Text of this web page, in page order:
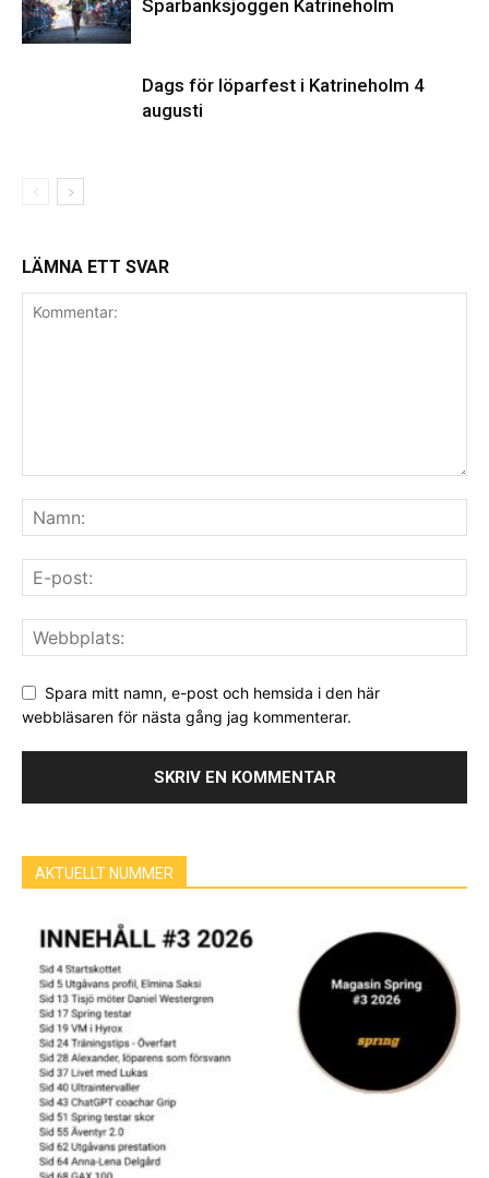
Sparbanksjoggen Katrineholm
Dags för löparfest i Katrineholm 4
augusti
LÄMNA ETT SVAR
Spara mitt namn, e-post och hemsida i den här
webbläsaren för nästa gång jag kommenterar.
AKTUELLT NUMMER